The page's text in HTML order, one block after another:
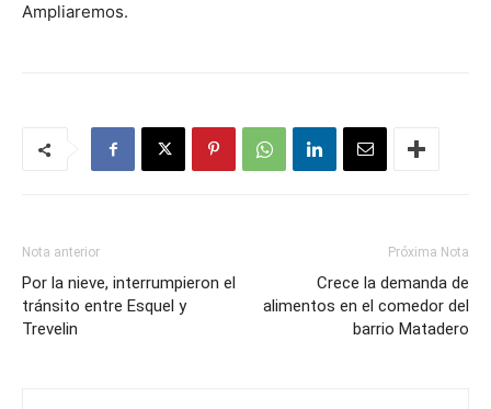
Ampliaremos.
Nota anterior
Por la nieve, interrumpieron el
tránsito entre Esquel y
Trevelin
Próxima Nota
Crece la demanda de
alimentos en el comedor del
barrio Matadero